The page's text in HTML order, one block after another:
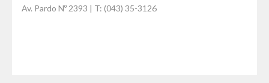
Av. Pardo Nº 2393 | T: (043) 35-3126